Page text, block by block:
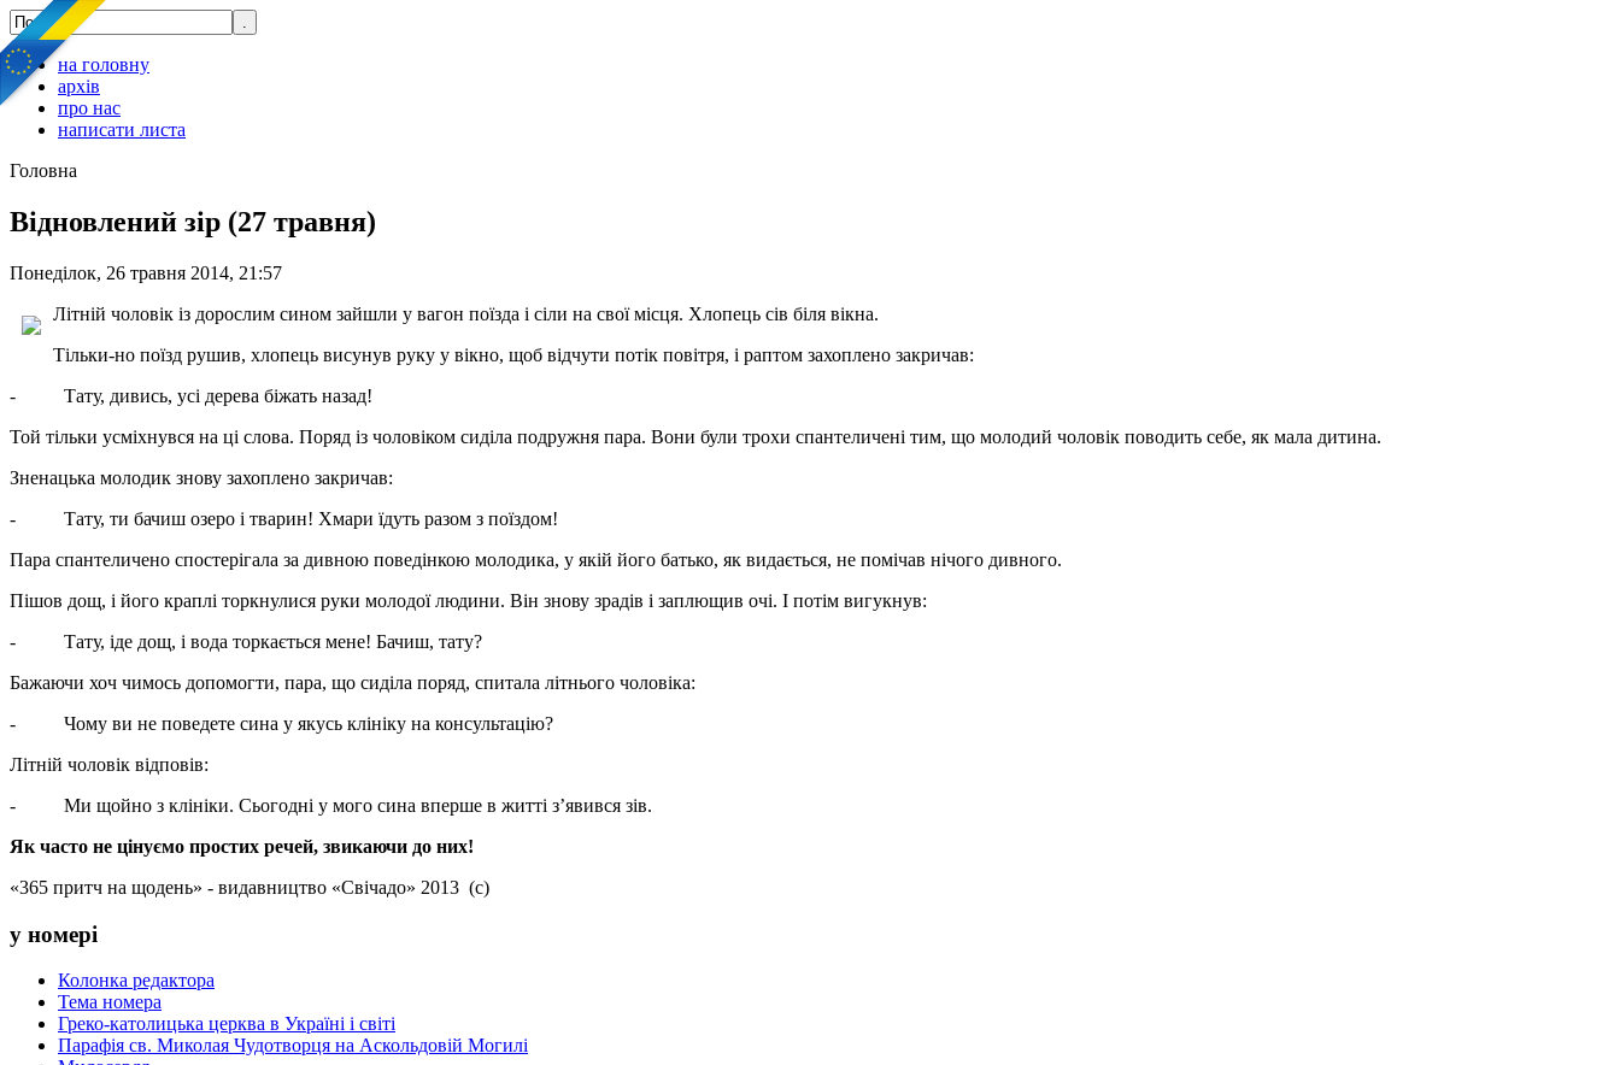
на головну
архів
про нас
написати листа
Головна
Відновлений зір (27 травня)
Понеділок, 26 травня 2014, 21:57
Літній чоловік із дорослим сином зайшли у вагон поїзда і сіли на свої місця. Хлопець сів біля вікна.
Тільки-но поїзд рушив, хлопець висунув руку у вікно, щоб відчути потік повітря, і раптом захоплено закричав:
- Тату, дивись, усі дерева біжать назад!
Той тільки усміхнувся на ці слова. Поряд із чоловіком сиділа подружня пара. Вони були трохи спантеличені тим, що молодий чоловік поводить себе, як мала дитина.
Зненацька молодик знову захоплено закричав:
- Тату, ти бачиш озеро і тварин! Хмари їдуть разом з поїздом!
Пара спантеличено спостерігала за дивною поведінкою молодика, у якій його батько, як видається, не помічав нічого дивного.
Пішов дощ, і його краплі торкнулися руки молодої людини. Він знову зрадів і заплющив очі. І потім вигукнув:
- Тату, іде дощ, і вода торкається мене! Бачиш, тату?
Бажаючи хоч чимось допомогти, пара, що сиділа поряд, спитала літнього чоловіка:
- Чому ви не поведете сина у якусь клініку на консультацію?
Літній чоловік відповів:
- Ми щойно з клініки. Сьогодні у мого сина вперше в житті з’явився зів.
Як часто не цінуємо простих речей, звикаючи до них!
«365 притч на щодень» - видавництво «Свічадо» 2013 (с)
у номері
Колонка редактора
Тема номера
Греко-католицька церква в Україні і світі
Парафія св. Миколая Чудотворця на Аскольдовій Могилі